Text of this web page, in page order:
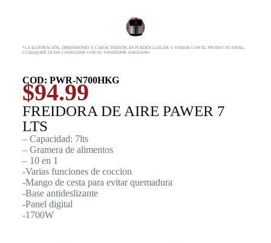
*LA ILUSTRACIÓN, DIMENSIONES Y CARACTERISTICAS PUEDEN LLEGAR A VARIAR CON EL PRODUCTO FINAL,
CUALQUIER DUDA CONSULTAR CON SU VENDEDOR ASIGNADO
COD: PWR-N700HKG
$94.99
FREIDORA DE AIRE PAWER 7
LTS
– Capacidad: 7lts
– Gramera de alimentos
– 10 en 1
-Varias funciones de coccion
-Mango de cesta para evitar quemadura
-Base antideslizante
-Panel digital
-1700W